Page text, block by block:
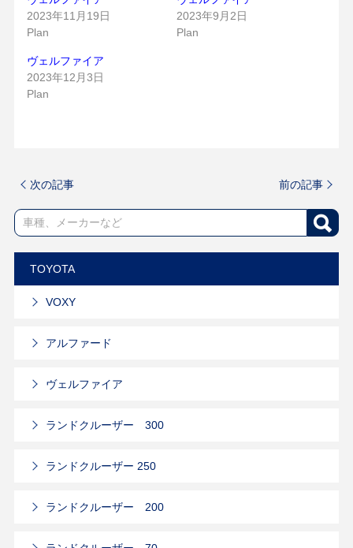
2023年11月19日
Plan
2023年9月2日
Plan
ヴェルファイア
2023年12月3日
Plan
次の記事 前の記事
TOYOTA
VOXY
アルファード
ヴェルファイア
ランドクルーザー 300
ランドクルーザー 250
ランドクルーザー 200